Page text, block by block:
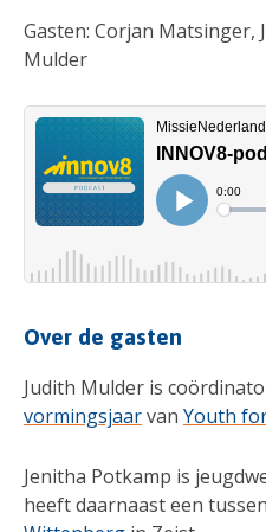
Gasten: Corjan Matsinger,
Mulder
Over de gasten
Judith Mulder is
vormingsjaarvan Youth
Jenitha Potkamp is
heeft daarnaast een